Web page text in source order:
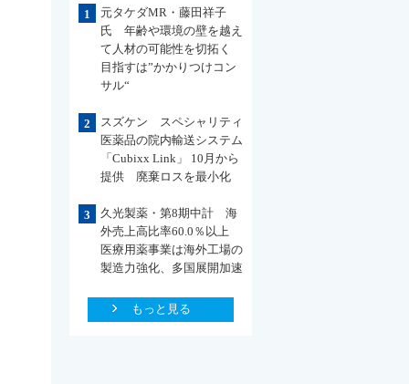
1
元タケダMR・藤田祥子
氏 年齢や環境の壁を越え
て人材の可能性を切拓く
目指すは”かかりつけコン
サル“
2
スズケン スペシャリティ
医薬品の院内輸送システム
「Cubixx Link」 10月から
提供 廃棄ロスを最小化
3
久光製薬・第8期中計 海
外売上高比率60.0％以上
医療用薬事業は海外工場の
製造力強化、多国展開加速
もっと見る